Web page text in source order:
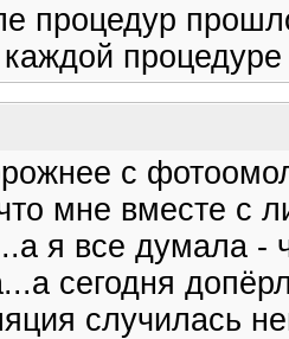
процедур
с
мне вместе с
я все думала -
сегодня
случилась